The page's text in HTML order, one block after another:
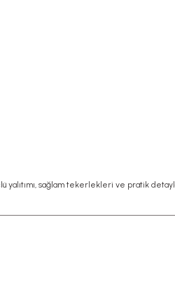
yalıtımı, sağlam tekerlekleri ve pratik